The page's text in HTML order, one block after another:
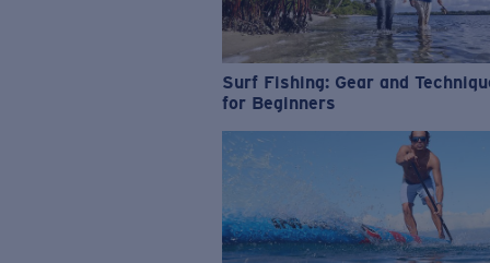
Surf Fishing: Gear and
for Beginners